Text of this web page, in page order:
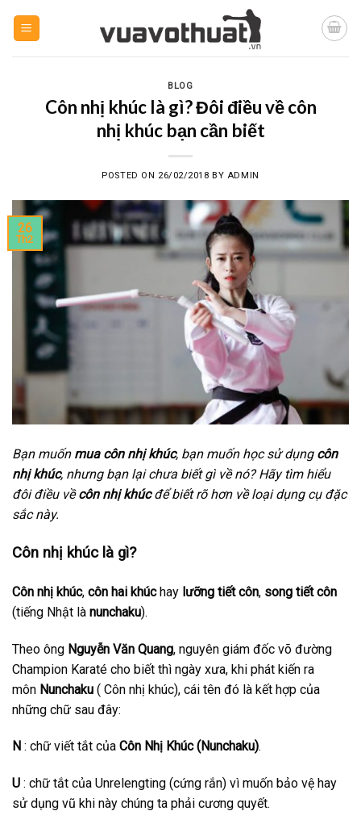
BLOG
Côn nhị khúc là gì? Đôi điều về côn
nhị khúc bạn cần biết
POSTED ON 26/02/2018 BY ADMIN
26
Th2
Bạn muốn mua côn nhị khúc, bạn muốn học sử dụng côn
nhị khúc, nhưng bạn lại chưa biết gì về nó? Hãy tìm hiểu
đôi điều vềcôn nhị khúcđể biết rõ hơn về loại dụng cụ đặc
sắc này.
Côn nhị khúc là gì?
Côn nhị khúc, côn hai khúchay lưỡng tiết côn, song tiết côn
(tiếng Nhật là nunchaku).
Theo ông Nguyễn Văn Quang, nguyên giám đốc võ đường
Champion Karaté cho biết thì ngày xưa, khi phát kiến ra
môn Nunchaku ( Côn nhị khúc), cái tên đó là kết hợp của
những chữ sau đây:
N : chữ viết tắt của Côn Nhị Khúc (Nunchaku).
U : chữ tắt của Unrelengting (cứng rắn) vì muốn bảo vệ hay
sử dụng vũ khi này chúng ta phải cương quyết.